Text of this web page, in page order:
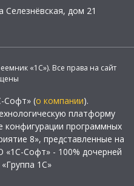
Селезнёвская, дом 21
«1С»). Все права на сайт
Софт» (о компании).
платформу
конфигурации программных
8», представленные на
Софт» - 100% дочерней
1С»